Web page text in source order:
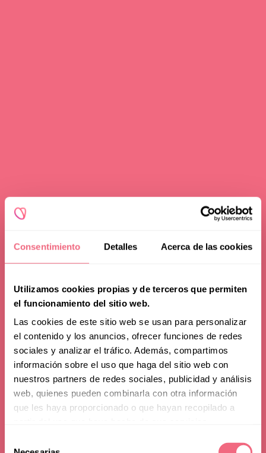
Consentimiento Detalles Acerca de las cookies
Utilizamos cookies propias y de terceros que permiten
el funcionamiento del sitio web.
Las cookies de este sitio web se usan para personalizar
el contenido y los anuncios, ofrecer funciones de redes
sociales y analizar el tráfico. Además, compartimos
información sobre el uso que haga del sitio web con
nuestros partners de redes sociales, publicidad y análisis
web, quienes pueden combinarla con otra información
que les haya proporcionado o que hayan recopilado a